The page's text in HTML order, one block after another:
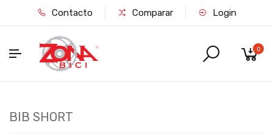
Contacto Comparar Login
0
BIB SHORT